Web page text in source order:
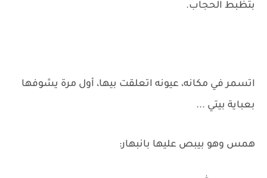
بتظبط الحجاب.
اتسمر في مكانه، عيونه اتعلقت بيها، أول مرة يشوفها
بعباية بيتي ...
همس وهو بيبص عليها بانبهار: